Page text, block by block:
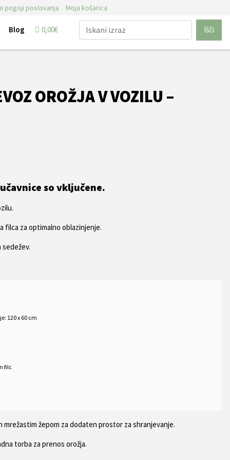
pogoji poslovanja Moja košarica
Blog 0,00€ Išči
OROŽJA V VOZILU –
so vključene.
filca za optimalno oblazinjenje.
120 x 60 cm
filc
žepom za dodaten prostor za shranjevanje.
torba za prenos orožja.